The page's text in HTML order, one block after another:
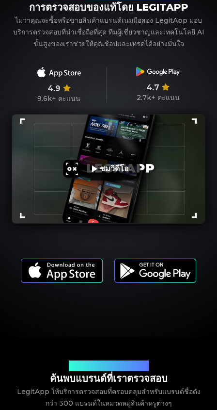
การตรวจสอบของแท้โดย LEGITAPP
ไม่ว่าคุณจะซื้อหรือขายสินค้าแบรนด์เนมมือสอง LegitApp มอบ
บริการตรวจสอบที่น่าเชื่อถือที่สุด ทีมผู้เชี่ยวชาญและเทคโนโลยี AI
ขั้นสูงของเราช่วยให้คุณช้อปและเทรดได้อย่างมั่นใจ
4.9
9.6k+ คะแนน
4.7
2.7k+ คะแนน
ชมวิดีโอ
ค้นพบแบรนด์ที่เราตรวจสอบ
LegitApp ให้บริการตรวจสอบที่ครอบคลุมสำหรับแบรนด์ชื่อดัง
กว่า 300 แบรนด์ในหมวดหมู่สินค้าหรูต่างๆ